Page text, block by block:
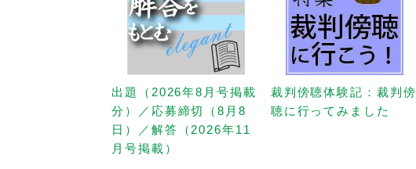
出題（2026年8月号掲載
分）／応募締切（8月8
日）／解答（2026年11
月号掲載）
裁判傍聴体験記：裁判傍
聴に行ってみました